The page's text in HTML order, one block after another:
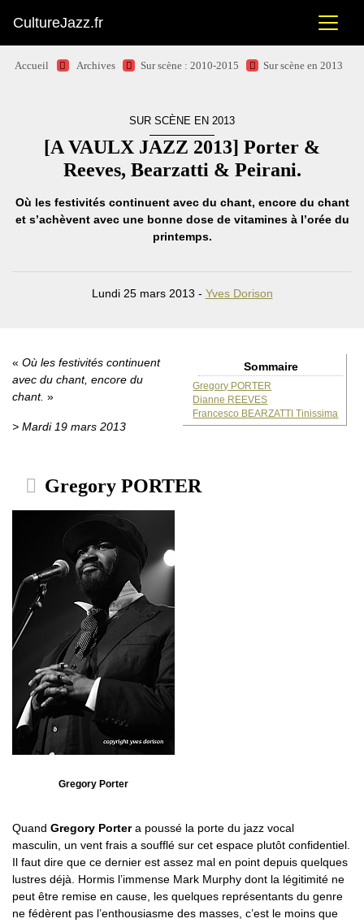
CultureJazz.fr
Accueil Archives Sur scène : 2010-2015 Sur scène en 2013
SUR SCÈNE EN 2013
[A VAULX JAZZ 2013] Porter &
Reeves, Bearzatti & Peirani.
Où les festivités continuent avec du chant, encore du chant
et s’achèvent avec une bonne dose de vitamines à l’orée du
printemps.
Lundi 25 mars 2013 - Yves Dorison
Sommaire
Gregory PORTER
Dianne REEVES
Francesco BEARZATTI Tinissima
Où les festivités continuent
avec du chant, encore du
chant.
> Mardi 19 mars 2013
Gregory PORTER
Gregory Porter
Quand Gregory Portera poussé la porte du jazz vocal
masculin, un vent frais a soufflé sur cet espace plutôt confidentiel.
Il faut dire que ce dernier est assez mal en point depuis quelques
lustres déjà. Hormis l’immense Mark Murphy dont la légitimité ne
peut être remise en cause, les quelques représentants du genre
ne fédèrent pas l’enthousiasme des masses, c’est le moins que